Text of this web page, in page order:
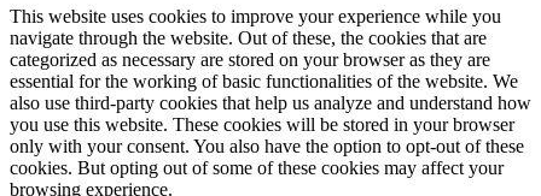
This website uses cookies to improve your experience while you
navigate through the website. Out of these, the cookies that are
categorized as necessary are stored on your browser as they are
essential for the working of basic functionalities of the website. We
also use third-party cookies that help us analyze and understand how
you use this website. These cookies will be stored in your browser
only with your consent. You also have the option to opt-out of these
cookies. But opting out of some of these cookies may affect your
browsing experience.